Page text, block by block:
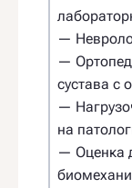
—
—
сустава с
—
на
— Оценка